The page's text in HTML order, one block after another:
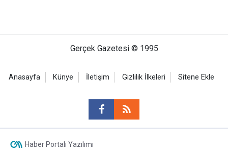
Gerçek Gazetesi © 1995
Anasayfa Künye İletişim Gizlilik İlkeleri Sitene Ekle
Haber Portalı Yazılımı